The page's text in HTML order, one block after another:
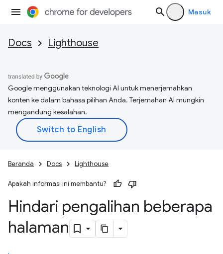
Masuk
Docs Lighthouse
Google menggunakan teknologi AI untuk menerjemahkan
konten ke dalam bahasa pilihan Anda. Terjemahan AI mungkin
mengandung kesalahan.
Beranda Docs Lighthouse
Apakah informasi ini membantu?
Hindari pengalihan beberapa
halaman